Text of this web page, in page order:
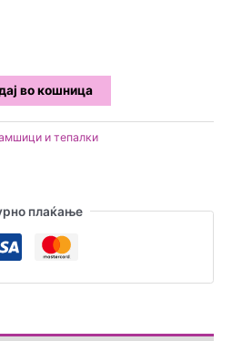
во кошница
и тепалки
плаќање